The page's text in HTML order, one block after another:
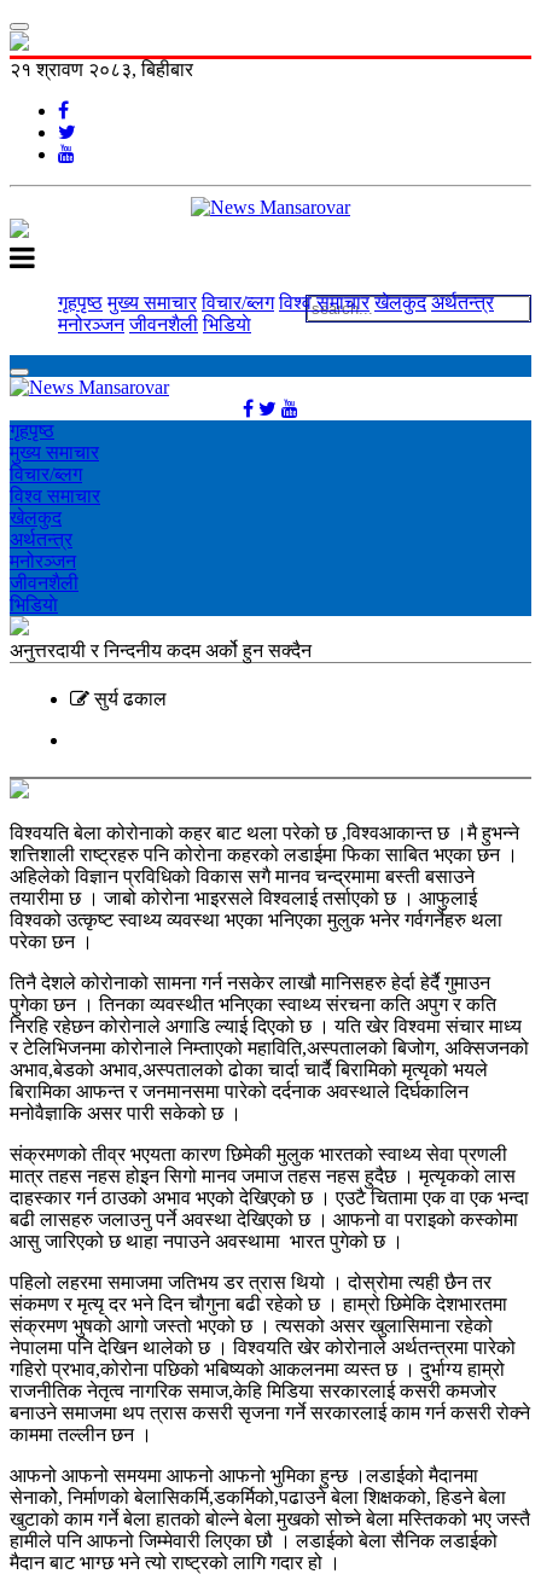
२१ श्रावण २०८३, बिहीबार
गृहपृष्ठ मुख्य समाचार विचार/ब्लग विश्व समाचार खेलकुद अर्थतन्त्र
मनोरञ्‍जन जीवनशैली भिडियाे
गृहपृष्ठ
मुख्य समाचार
विचार/ब्लग
विश्व समाचार
खेलकुद
अर्थतन्त्र
मनोरञ्‍जन
जीवनशैली
भिडियाे
अनुत्तरदायी र निन्दनीय कदम अर्को हुन सक्दैन
सुर्य ढकाल
विश्वयति बेला कोरोनाको कहर बाट थला परेको छ ,विश्वआकान्त छ ।मै हुभन्ने
शत्तिशाली राष्ट्रहरु पनि कोरोना कहरको लडाईमा फिका साबित भएका छन ।
अहिलेको विज्ञान प्रविधिको विकास सगै मानव चन्द्रमामा बस्ती बसाउने
तयारीमा छ । जाबो कोरोना भाइरसले विश्वलाई तर्साएको छ । आफुलाई
विश्वको उत्कृष्ट स्वाथ्य व्यवस्था भएका भनिएका मुलुक भनेर गर्वगर्नेहरु थला
परेका छन ।
तिनै देशले कोरोनाको सामना गर्न नसकेर लाखौ मानिसहरु हेर्दा हेर्दै गुमाउन
पुगेका छन । तिनका व्यवस्थीत भनिएका स्वाथ्य संरचना कति अपुग र कति
निरहि रहेछन कोरोनाले अगाडि ल्याई दिएको छ । यति खेर विश्वमा संचार माध्य
र टेलिभिजनमा कोरोनाले निम्ताएको महाविति,अस्पतालको बिजोग, अक्सिजनको
अभाव,बेडको अभाव,अस्पतालको ढोका चार्दा चार्दै बिरामिको मृत्यृको भयले
बिरामिका आफन्त र जनमानसमा पारेको दर्दनाक अवस्थाले दिर्घकालिन
मनोवैज्ञाकि असर पारी सकेको छ ।
संक्रमणको तीव्र भएयता कारण छिमेकी मुलुक भारतको स्वाथ्य सेवा प्रणली
मात्र तहस नहस होइन सिगो मानव जमाज तहस नहस हुदैछ । मृत्यृकको लास
दाहस्कार गर्न ठाउको अभाव भएको देखिएको छ । एउटै चितामा एक वा एक भन्दा
बढी लासहरु जलाउनु पर्ने अवस्था देखिएको छ । आफनो वा पराइको कस्कोमा
आसु जारिएको छ थाहा नपाउने अवस्थामा भारत पुगेको छ ।
पहिलो लहरमा समाजमा जतिभय डर त्रास थियो । दोस्रोमा त्यही छैन तर
संकमण र मृत्यृ दर भने दिन चौगुना बढी रहेको छ । हाम्रो छिमेकि देशभारतमा
संक्रमण भुषको आगो जस्तो भएको छ । त्यसको असर खुलासिमाना रहेको
नेपालमा पनि देखिन थालेको छ । विश्वयति खेर कोरोनाले अर्थतन्त्रमा पारेको
गहिरो प्रभाव,कोरोना पछिको भबिष्यको आकलनमा व्यस्त छ । दुर्भाग्य हाम्रो
राजनीतिक नेतृत्व नागरिक समाज,केहि मिडिया सरकारलाई कसरी कमजोर
बनाउने समाजमा थप त्रास कसरी सृजना गर्ने सरकारलाई काम गर्न कसरी रोक्ने
काममा तल्लीन छन ।
आफनो आफनो समयमा आफनो आफनो भुमिका हुन्छ ।लडाईको मैदानमा
सेनाकोे, निर्माणको बेलासिकर्मि,डकर्मिको,पढाउने बेला शिक्षकको, हिडने बेला
खुटाको काम गर्ने बेला हातको बोल्ने बेला मुखको सोच्ने बेला मस्तिकको भए जस्तै
हामीले पनि आफनो जिम्मेवारी लिएका छौ । लडाईको बेला सैनिक लडाईको
मैदान बाट भाग्छ भने त्यो राष्ट्रको लागि गदार हो ।